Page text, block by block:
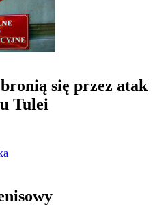
się przez atak
Tulei